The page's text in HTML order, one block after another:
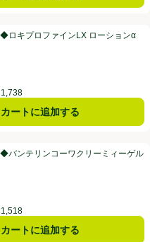
ローションα 50g
◆ロキプロファインLX ローションα
カートに追加する
リーミィーゲルα 35g
◆バンテリンコーワクリーミィーゲル
カートに追加する